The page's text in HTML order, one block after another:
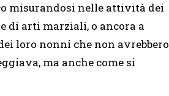
misurandosi nelle attività dei
di arti marziali, o ancora a
loro nonni che non avrebbero
ma anche come si